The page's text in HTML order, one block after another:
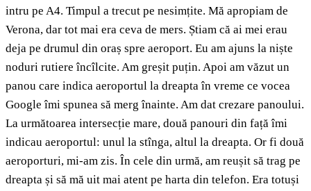
intru pe A4. Timpul a trecut pe nesimțite. Mă apropiam de
Verona, dar tot mai era ceva de mers. Știam că ai mei erau
deja pe drumul din oraș spre aeroport. Eu am ajuns la niște
noduri rutiere încîlcite. Am greșit puțin. Apoi am văzut un
panou care indica aeroportul la dreapta în vreme ce vocea
Google îmi spunea să merg înainte. Am dat crezare panoului.
La următoarea intersecție mare, două panouri din față îmi
indicau aeroportul: unul la stînga, altul la dreapta. Or fi două
aeroporturi, mi-am zis. În cele din urmă, am reușit să trag pe
dreapta și să mă uit mai atent pe harta din telefon. Era totuși